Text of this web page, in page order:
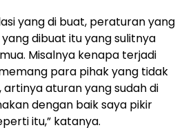
yang di buat, peraturan yang
dibuat itu yang sulitnya
Misalnya kenapa terjadi
para pihak yang tidak
aturan yang sudah di
dengan baik saya pikir
itu,” katanya.